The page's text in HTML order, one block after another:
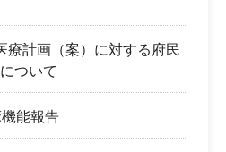
療計画（案）に対する府民
ついて
能報告